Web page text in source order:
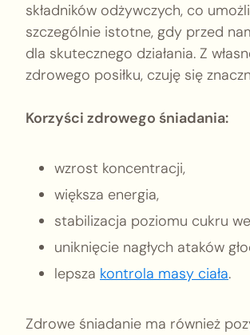
składników odżywczych, co
szczególnie istotne, gdy przed
dla skutecznego działania. Z
zdrowego posiłku, czuję się
Korzyści zdrowego śniadania:
wzrost koncentracji,
większa energia,
stabilizacja poziomu cukru
uniknięcie nagłych ataków
lepsza kontrola masy ciała.
Zdrowe śniadanie ma również